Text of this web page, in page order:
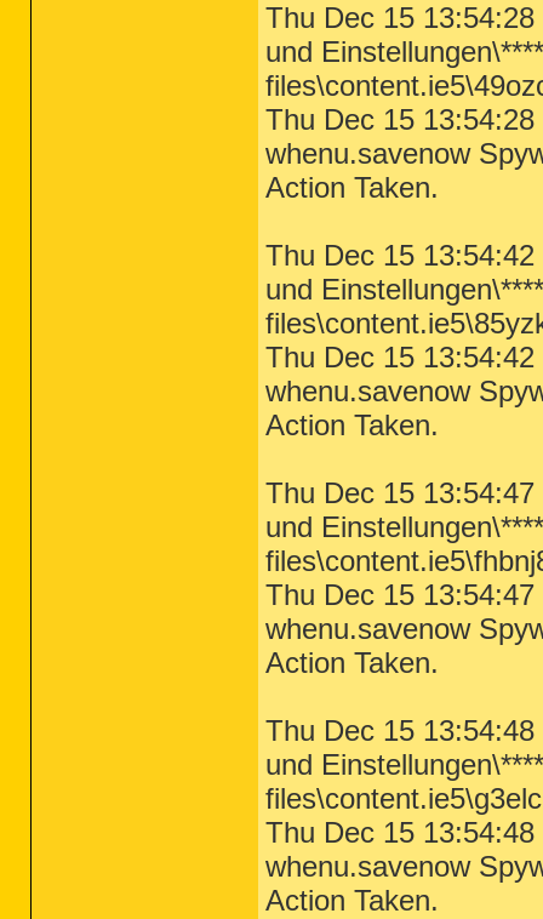
Thu Dec 15
und
Thu Dec 15
whenu.savenow
Action Taken.
Thu Dec 15
und
Thu Dec 15
whenu.savenow
Action Taken.
Thu Dec 15
und
Thu Dec 15
whenu.savenow
Action Taken.
Thu Dec 15
und
Thu Dec 15
whenu.savenow
Action Taken.